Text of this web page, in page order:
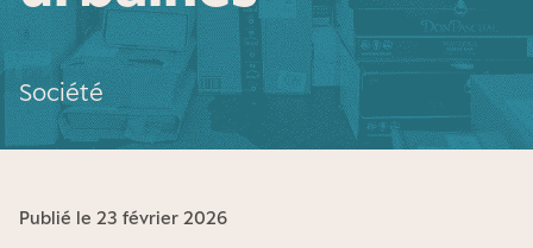
Société
Publié le 23 février 2026